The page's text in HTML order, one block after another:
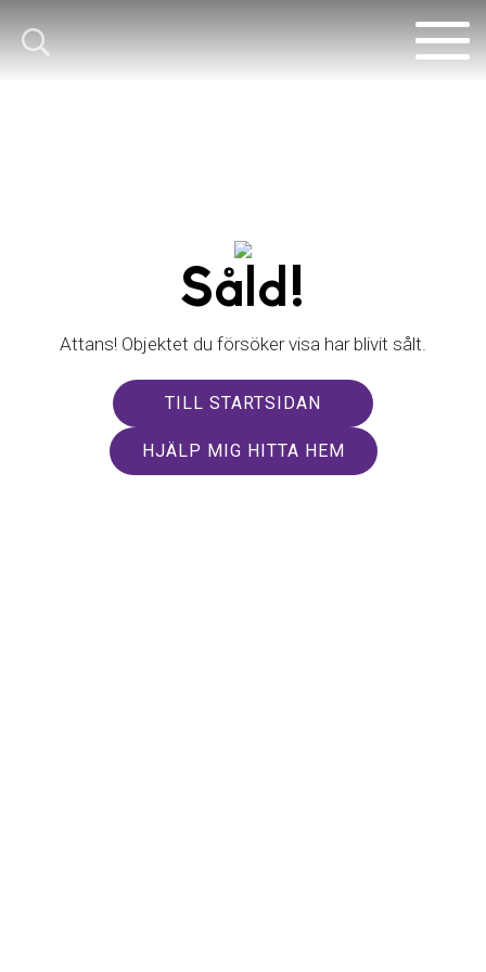
Såld!
Attans! Objektet du försöker visa har blivit sålt.
TILL STARTSIDAN
HJÄLP MIG HITTA HEM